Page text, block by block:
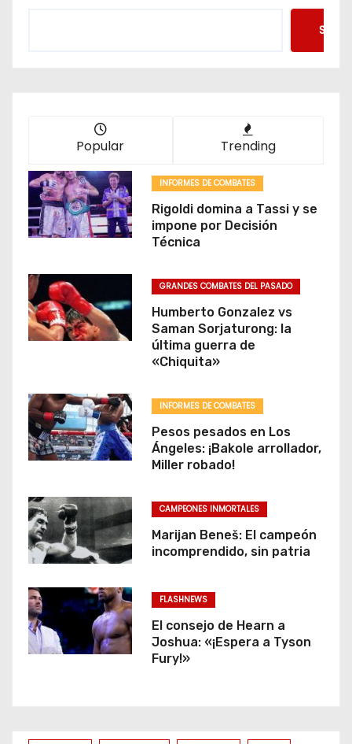
Popular Trending
INFORMES DE COMBATES
Rigoldi domina a Tassi y se
impone por Decisión
Técnica
GRANDES COMBATES DEL PASADO
Humberto Gonzalez vs
Saman Sorjaturong: la
última guerra de
«Chiquita»
INFORMES DE COMBATES
Pesos pesados en Los
Ángeles: ¡Bakole arrollador,
Miller robado!
CAMPEONES INMORTALES
Marijan Beneš: El campeón
incomprendido, sin patria
FLASHNEWS
El consejo de Hearn a
Joshua: «¡Espera a Tyson
Fury!»